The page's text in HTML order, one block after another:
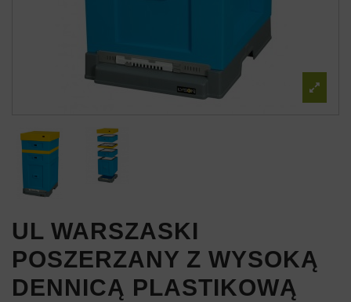
UL WARSZASKI
POSZERZANY Z WYSOKĄ
DENNICĄ PLASTIKOWĄ